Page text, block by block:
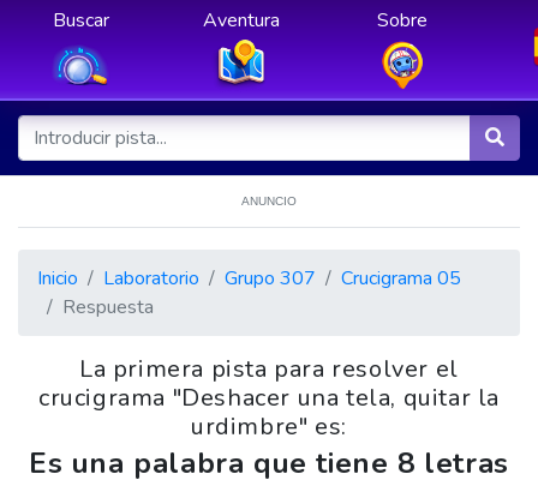
Buscar Aventura Sobre
ANUNCIO
Inicio Laboratorio Grupo 307
Crucigrama 05
Respuesta
La primera pista para resolver el
crucigrama "Deshacer una tela, quitar la
urdimbre" es:
Es una palabra que tiene 8 letras